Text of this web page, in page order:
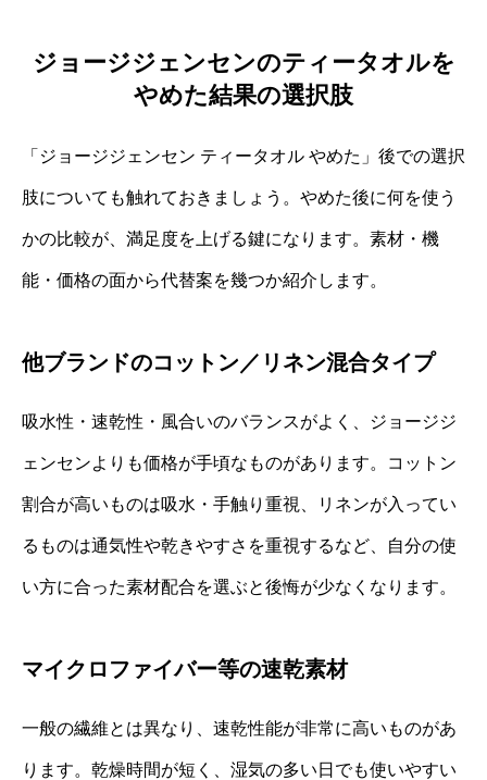
ジョージジェンセンのティータオルを
やめた結果の選択肢
「ジョージジェンセン ティータオル やめた」後での選択
肢についても触れておきましょう。やめた後に何を使う
かの比較が、満足度を上げる鍵になります。素材・機
能・価格の面から代替案を幾つか紹介します。
他ブランドのコットン／リネン混合タイプ
吸水性・速乾性・風合いのバランスがよく、ジョージジ
ェンセンよりも価格が手頃なものがあります。コットン
割合が高いものは吸水・手触り重視、リネンが入ってい
るものは通気性や乾きやすさを重視するなど、自分の使
い方に合った素材配合を選ぶと後悔が少なくなります。
マイクロファイバー等の速乾素材
一般の繊維とは異なり、速乾性能が非常に高いものがあ
ります。乾燥時間が短く、湿気の多い日でも使いやすい